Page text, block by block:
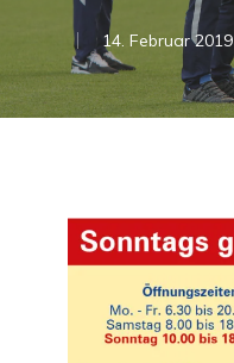
14. Februar 2019